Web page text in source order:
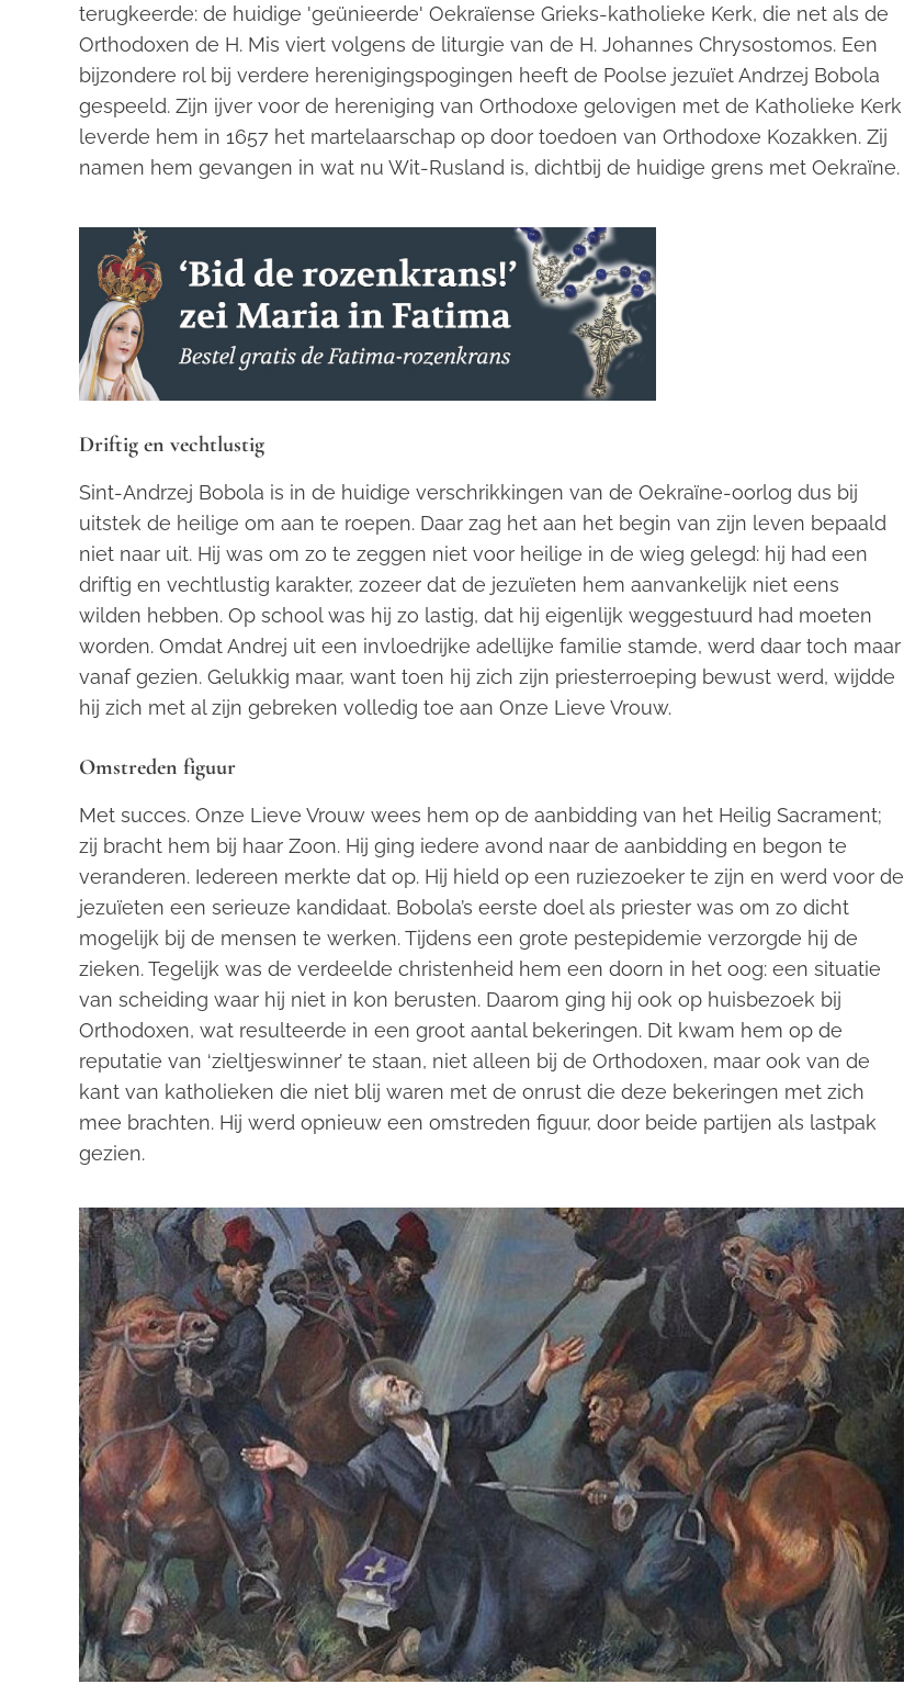
terugkeerde: de huidige 'geünieerde' Oekraïense Grieks-katholieke Kerk, die net als de
Orthodoxen de H. Mis viert volgens de liturgie van de H. Johannes Chrysostomos. Een
bijzondere rol bij verdere herenigingspogingen heeft de Poolse jezuïet Andrzej Bobola
gespeeld. Zijn ijver voor de hereniging van Orthodoxe gelovigen met de Katholieke Kerk
leverde hem in 1657 het martelaarschap op door toedoen van Orthodoxe Kozakken. Zij
namen hem gevangen in wat nu Wit-Rusland is, dichtbij de huidige grens met Oekraïne.
Driftig en vechtlustig
Sint-Andrzej Bobola is in de huidige verschrikkingen van de Oekraïne-oorlog dus bij
uitstek de heilige om aan te roepen. Daar zag het aan het begin van zijn leven bepaald
niet naar uit. Hij was om zo te zeggen niet voor heilige in de wieg gelegd: hij had een
driftig en vechtlustig karakter, zozeer dat de jezuïeten hem aanvankelijk niet eens
wilden hebben. Op school was hij zo lastig, dat hij eigenlijk weggestuurd had moeten
worden. Omdat Andrej uit een invloedrijke adellijke familie stamde, werd daar toch maar
vanaf gezien. Gelukkig maar, want toen hij zich zijn priesterroeping bewust werd, wijdde
hij zich met al zijn gebreken volledig toe aan Onze Lieve Vrouw.
Omstreden figuur
Met succes. Onze Lieve Vrouw wees hem op de aanbidding van het Heilig Sacrament;
zij bracht hem bij haar Zoon. Hij ging iedere avond naar de aanbidding en begon te
veranderen. Iedereen merkte dat op. Hij hield op een ruziezoeker te zijn en werd voor de
jezuïeten een serieuze kandidaat. Bobola’s eerste doel als priester was om zo dicht
mogelijk bij de mensen te werken. Tijdens een grote pestepidemie verzorgde hij de
zieken. Tegelijk was de verdeelde christenheid hem een doorn in het oog: een situatie
van scheiding waar hij niet in kon berusten. Daarom ging hij ook op huisbezoek bij
Orthodoxen, wat resulteerde in een groot aantal bekeringen. Dit kwam hem op de
reputatie van ‘zieltjeswinner’ te staan, niet alleen bij de Orthodoxen, maar ook van de
kant van katholieken die niet blij waren met de onrust die deze bekeringen met zich
mee brachten. Hij werd opnieuw een omstreden figuur, door beide partijen als lastpak
gezien.